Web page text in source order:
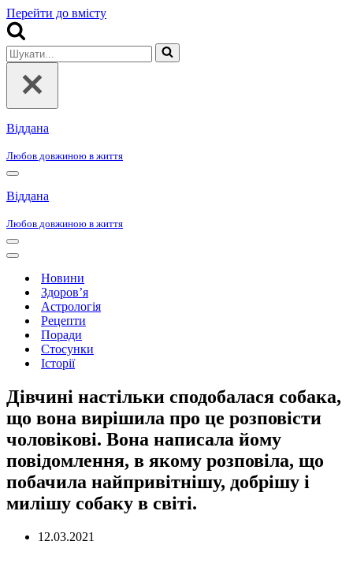
Перейти до вмісту
Шукати...
Віддана
Любов довжиною в життя
Меню
навігації
Віддана
Любов довжиною в життя
Меню
навігації
Меню
навігаціїНовини
Здоров’я
Астрологія
Рецепти
Поради
Стосунки
Історії
Дівчині настільки сподобалася собака,
що вона вирішила про це розповісти
чоловікові. Вона написала йому
повідомлення, в якому розповіла, що
побачила найпривітнішу, добрішу і
милішу собаку в світі.
12.03.2021